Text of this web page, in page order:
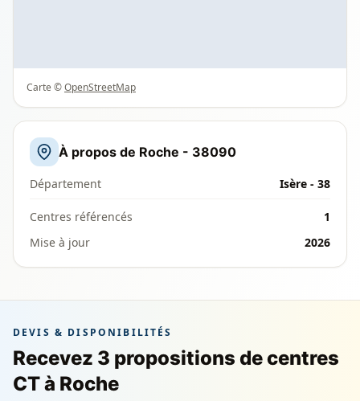
Carte ©OpenStreetMap
À propos de Roche - 38090
Département Isère - 38
Centres référencés
1
Mise à jour
2026
DEVIS & DISPONIBILITÉS
Recevez 3 propositions de centres
CT à Roche